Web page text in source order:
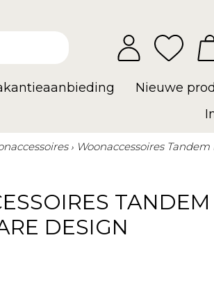
Nieuwe
Woonaccessoires
TANDEM
DESIGN